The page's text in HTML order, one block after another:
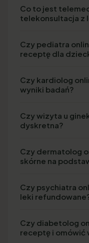
Co to jest
telekonsultacja z
Czy pediatra
receptę dla
Czy kardiolog
wyniki badań?
Czy wizyta u
dyskretna?
Czy dermatolog
skórne na
Czy psychiatra
leki
Czy diabetolog
receptę i omówić